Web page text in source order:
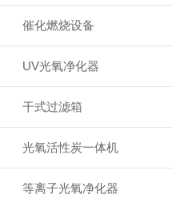
催化燃烧设备
UV光氧净化器
干式过滤箱
光氧活性炭一体机
等离子光氧净化器